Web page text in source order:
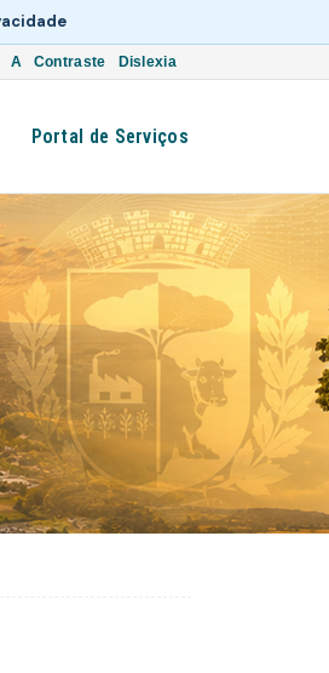
A Contraste Dislexia
Portal de Serviços